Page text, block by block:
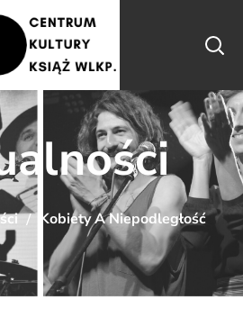
Kobiety A Niepodległość